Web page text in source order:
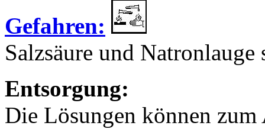
Gefahren:
Salzsäure und Natronlauge
Entsorgung:
Die Lösungen können zum